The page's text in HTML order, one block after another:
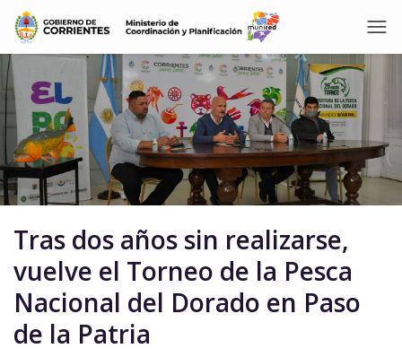
Tras dos años sin realizarse,
vuelve el Torneo de la Pesca
Nacional del Dorado en Paso
de la Patria